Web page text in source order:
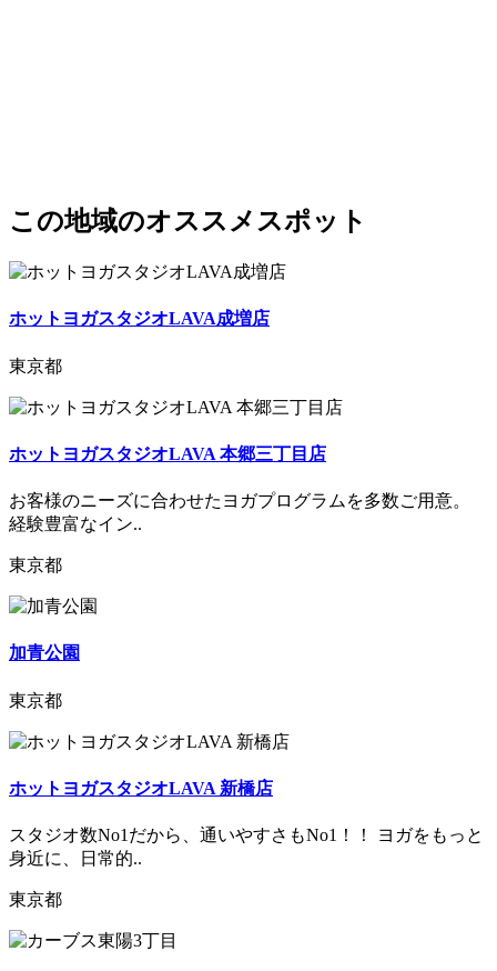
この地域のオススメスポット
ホットヨガスタジオLAVA成増店
東京都
ホットヨガスタジオLAVA 本郷三丁目店
お客様のニーズに合わせたヨガプログラムを多数ご用意。
経験豊富なイン..
東京都
加青公園
東京都
ホットヨガスタジオLAVA 新橋店
スタジオ数No1だから、通いやすさもNo1！！ ヨガをもっと
身近に、日常的..
東京都